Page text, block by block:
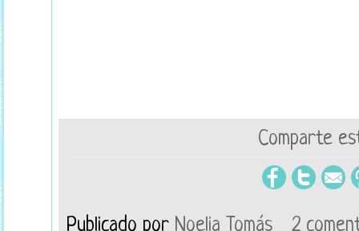
Comparte